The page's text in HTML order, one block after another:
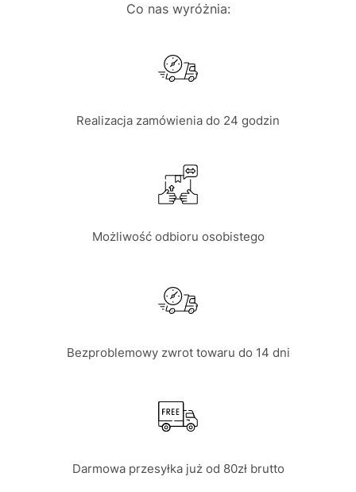
Co nas wyróżnia:
Realizacja zamówienia do 24 godzin
Możliwość odbioru osobistego
Bezproblemowy zwrot towaru do 14 dni
Darmowa przesyłka już od 80zł brutto